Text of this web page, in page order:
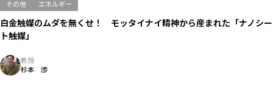
その他 エネルギー
白金触媒のムダを無くせ！ モッタイナイ精神から産まれた「ナノシー
ト触媒」
教授
杉本 渉